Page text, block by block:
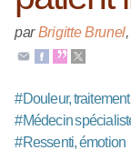
parBrigitte Brunel,
#Douleur,
#Médecin
#Ressenti, émotion